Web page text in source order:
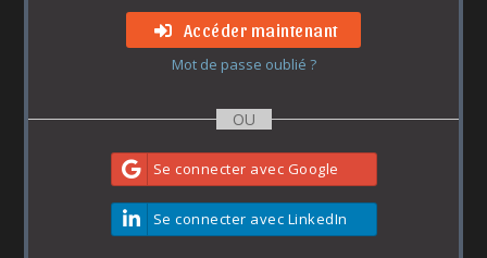
Accéder maintenant
Mot de passe oublié ?
Se connecter avec Google
Se connecter avec LinkedIn